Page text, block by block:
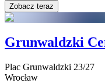
Zobacz teraz
Grunwaldzki
Plac Grunwaldzki 23/27
Wrocław